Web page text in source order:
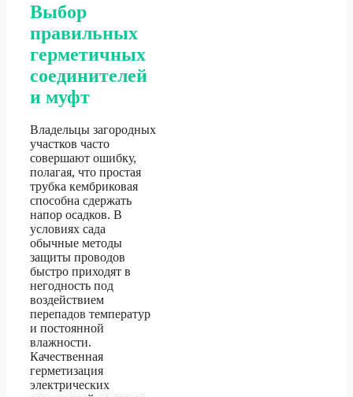
Выбор
правильных
герметичных
соединителей
и муфт
Владельцы загородных
участков часто
совершают ошибку,
полагая, что простая
трубка кембриковая
способна сдержать
напор осадков. В
условиях сада
обычные методы
защиты проводов
быстро приходят в
негодность под
воздействием
перепадов температур
и постоянной
влажности.
Качественная
герметизация
электрических